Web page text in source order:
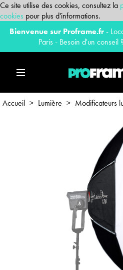
Ce site utilise des cookies, consultez la
cookies pour plus d'informations.
Bienvenue sur Proframe.fr-
Paris - Besoin d'un conseil ?
Accueil > Lumière > Modificateurs